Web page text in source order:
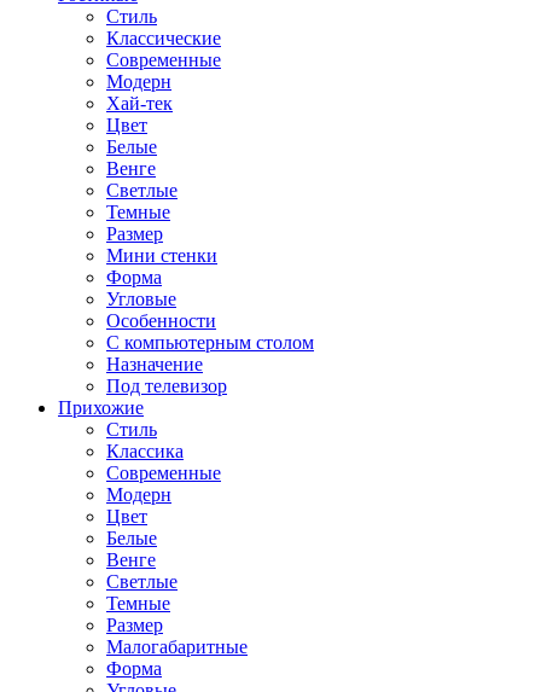
Стиль
Классические
Современные
Модерн
Хай-тек
Цвет
Белые
Венге
Светлые
Темные
Размер
Мини стенки
Форма
Угловые
Особенности
С компьютерным столом
Назначение
Под телевизор
Прихожие
Стиль
Классика
Современные
Модерн
Цвет
Белые
Венге
Светлые
Темные
Размер
Малогабаритные
Форма